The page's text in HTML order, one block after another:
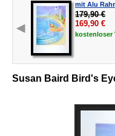
mit Alu
179,90 €
169,90 €
kostenloser
Susan Baird Bird's